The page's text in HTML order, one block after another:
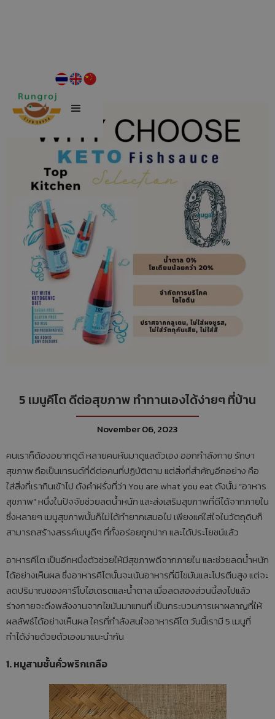
5 เมนูคีโต ดีต่อสุขภาพ ทำทานเองได้ง่ายๆ ที่บ้าน
November 06, 2023
คนเราก็ต้องอยากดูดี หลายคนหันมาดูแลตัวเอง ออกกำลังกาย รักษา
สุขภาพ ถือเป็นเทรนด์ที่ดีต่อคนที่ปฏิบัติตาม แต่สิ่งที่สำคัญอีกอย่าง คือ
ใส่สิ่งที่เรากินเข้าไป ดังคำฝรั่งที่ว่า You are what you eat ดังนั้น “อาหาร
สุขภาพ” หนึ่งในปัจจัยช่วยลดน้ำหนัก และส่งเสริมสุขภาพที่ดีได้จากภายใน
ซึ่งหลายๆ เมนูสุขภาพนั้นก็ไม่ได้ทำยากเสมอไป เพียงแค่ใส่ใจในวัตถุดิบก็
สามารถสร้างสรรค์เมนูดีๆ ที่ทั้งอร่อยถูกปาก และได้ประโยชน์แล้ว
อาหารคีโต เป็นอีกหนึ่งตัวช่วยให้มีสุขภาพดีจากภายใน และช่วยลดน้ำหนัก
ได้อย่างเห็นผล ซึ่งอาหารคีโตนั้นจะเน้นอาหารที่มีไขมันและโปรตีนสูง แต่จะ
ลดปริมาณของคาร์โบไฮเดรตและน้ำตาล เมื่อลดสองส่วนนี้ลงไปแล้ว
ร่างกายจะดึงพลังงานจากไขมันมาแทนที่ เป็นกระบวนการเผาผลาญที่ให้
ผลลัพธ์ได้อย่างเห็นผล ใครที่กำลังสนใจอาหารคีโต วันนี้เรามี 5 เมนูที่
ทำได้ง่ายด้วยตัวเองมาแนะนำกัน
1. หมูสามชั้นคั่วพริกเกลือ